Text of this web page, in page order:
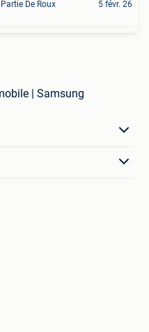
De Roux 5 févr. 26
| Samsung